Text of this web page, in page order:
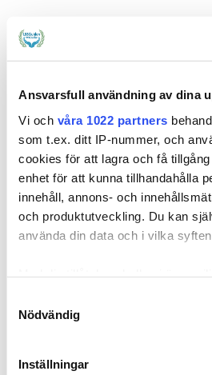
Ansvarsfull användning av dina
Vi och våra 1022 partners
som t.ex. ditt IP-nummer, och
cookies för att lagra och få
enhet för att kunna tillhandahålla
innehåll, annons- och
och produktutveckling. Du kan
använda din data och i vilka syften.
kan ha en noggrannhet på upp
Nödvändig
Inställningar
REPORTAGE TEKNIK SKYDD & STÖD
Lösningen för ett
boende
2022-05-16
person få rätt information i rätt